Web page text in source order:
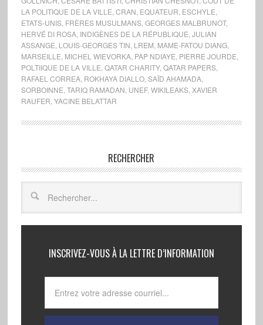
LA POLITIQUE DE LA VILLE CRAN EQUATEUR ESCHYLE
ETATS-UNIS, FRÈRES MUSULMANS, GEORGES MALBRUNOT,
HERVÉ DI ROSA, INDIGÈNES DE LA RÉPUBLIQUE JULIAN
ASSANGE LOUIS-GEORGES TIN LREM MAME-FATOU DIANG,
MARSEILLE MICHEL WIEVORKA, PAP NDIAYE PIERRE JOURDE
POLTIIQUE DE LA VILLE QATAR CHARITY, QATAR PAPERS,
RAFAEL CORREA, ROKHAYA DIALLO, SAÏD AHAMADA,
SORBOINNE TARIQ RAMADAN UNEF, WIKILEAKS, XAVIER
RAUFER YACINE BELATTAR
RECHERCHER
INSCRIVEZ-VOUS À LA LETTRE D’INFORMATION